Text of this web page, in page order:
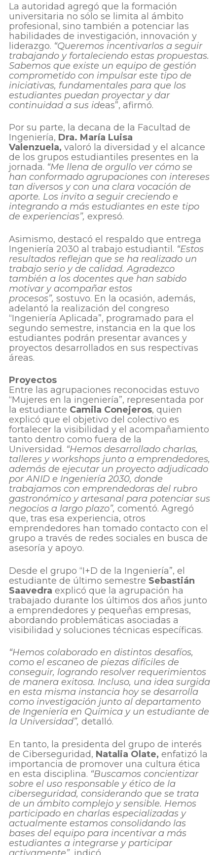
La autoridad agregó que la formación
universitaria no sólo se limita al ámbito
profesional, sino también a potenciar las
habilidades de investigación, innovación y
liderazgo. “Queremos incentivarlos a seguir
trabajando y fortaleciendo estas propuestas.
Sabemos que existe un equipo de gestión
comprometido con impulsar este tipo de
iniciativas, fundamentales para que los
estudiantes puedan proyectar y dar
continuidad a sus ideas”, afirmó.
Por su parte, la decana de la Facultad de
Ingeniería, Dra. María Luisa
Valenzuela, valoró la diversidad y el alcance
de los grupos estudiantiles presentes en la
jornada. “Me llena de orgullo ver cómo se
han conformado agrupaciones con intereses
tan diversos y con una clara vocación de
aporte. Los invito a seguir creciendo e
integrando a más estudiantes en este tipo
de experiencias”, expresó.
Asimismo, destacó el respaldo que entrega
Ingeniería 2030 al trabajo estudiantil. “Estos
resultados reflejan que se ha realizado un
trabajo serio y de calidad. Agradezco
también a los docentes que han sabido
motivar y acompañar estos
procesos”, sostuvo. En la ocasión, además,
adelantó la realización del congreso
“Ingeniería Aplicada”, programado para el
segundo semestre, instancia en la que los
estudiantes podrán presentar avances y
proyectos desarrollados en sus respectivas
áreas.
Proyectos
Entre las agrupaciones reconocidas estuvo
“Mujeres en la ingeniería”, representada por
la estudiante Camila Conejeros, quien
explicó que el objetivo del colectivo es
fortalecer la visibilidad y el acompañamiento
tanto dentro como fuera de la
Universidad. “Hemos desarrollado charlas,
talleres y workshops junto a emprendedores,
además de ejecutar un proyecto adjudicado
por ANID e Ingeniería 2030, donde
trabajamos con emprendedoras del rubro
gastronómico y artesanal para potenciar sus
negocios a largo plazo”, comentó. Agregó
que, tras esa experiencia, otros
emprendedores han tomado contacto con el
grupo a través de redes sociales en busca de
asesoría y apoyo.
Desde el grupo “I+D de la Ingeniería”, el
estudiante de último semestre Sebastián
Saavedra explicó que la agrupación ha
trabajado durante los últimos dos años junto
a emprendedores y pequeñas empresas,
abordando problemáticas asociadas a
visibilidad y soluciones técnicas específicas.
“Hemos colaborado en distintos desafíos,
como el escaneo de piezas difíciles de
conseguir, logrando resolver requerimientos
de manera exitosa. Incluso, una idea surgida
en esta misma instancia hoy se desarrolla
como investigación junto al departamento
de Ingeniería en Química y un estudiante de
la Universidad”, detalló.
En tanto, la presidenta del grupo de interés
de Ciberseguridad, Natalia Olate, enfatizó la
importancia de promover una cultura ética
en esta disciplina. “Buscamos concientizar
sobre el uso responsable y ético de la
ciberseguridad, considerando que se trata
de un ámbito complejo y sensible. Hemos
participado en charlas especializadas y
actualmente estamos consolidando las
bases del equipo para incentivar a más
estudiantes a integrarse y participar